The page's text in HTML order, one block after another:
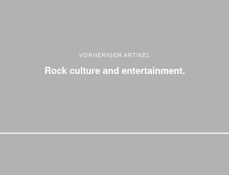
VORHERIGER ARTIKEL
Rock culture and entertainment.